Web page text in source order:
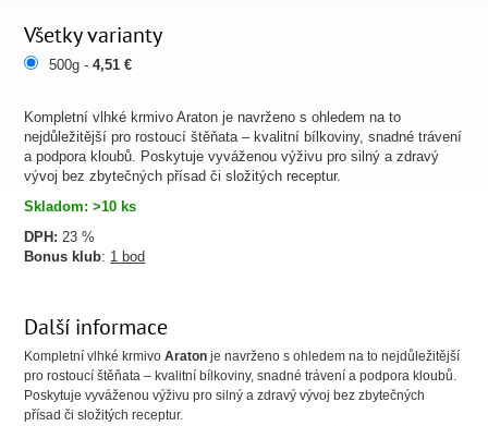
Kompletní vlhké krmivo Araton je navrženo s ohledem na to
nejdůležitější pro rostoucí štěňata – kvalitní bílkoviny, snadné trávení
a podpora kloubů. Poskytuje vyváženou výživu pro silný a zdravý
vývoj bez zbytečných přísad či složitých receptur.
Skladom: >10 ks
DPH: 23 %
Bonus klub: 1 bod
Všetky varianty
500g -4,51 €
Další informace
Kompletní vlhké krmivoAraton je navrženo s ohledem na to nejdůležitější
pro rostoucí štěňata – kvalitní bílkoviny, snadné trávení a podpora kloubů.
Poskytuje vyváženou výživu pro silný a zdravý vývoj bez zbytečných
přísad či složitých receptur.